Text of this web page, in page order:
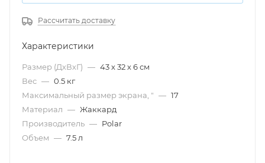
Рассчитать доставку
Характеристики
Размер (ДхВхГ) — 43 х 32 х 6 см
Вес — 0.5 кг
Максимальный размер экрана, " — 17
Материал — Жаккард
Производитель — Polar
Объем — 7.5 л